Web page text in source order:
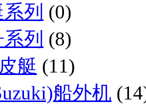
列 (0)
列 (8)
艇 (11)
船外机